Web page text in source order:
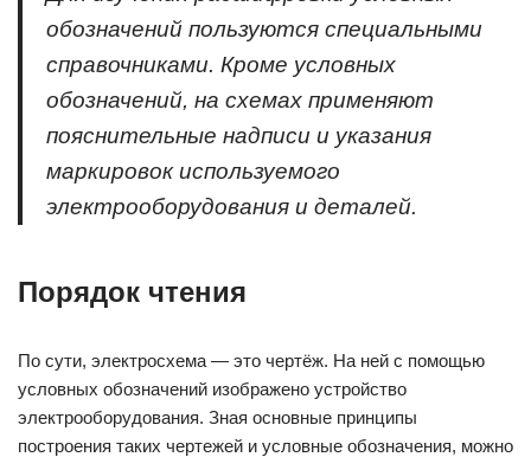
обозначений пользуются специальными
справочниками. Кроме условных
обозначений, на схемах применяют
пояснительные надписи и указания
маркировок используемого
электрооборудования и деталей.
Порядок чтения
По сути, электросхема — это чертёж. На ней с помощью
условных обозначений изображено устройство
электрооборудования. Зная основные принципы
построения таких чертежей и условные обозначения, можно